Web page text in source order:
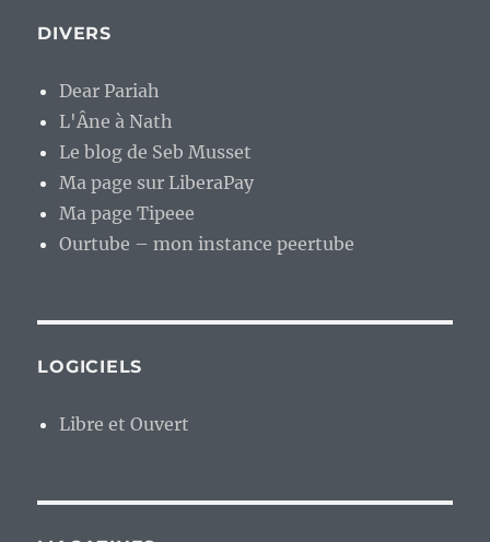
DIVERS
Dear Pariah
L'Âne à Nath
Le blog de Seb Musset
Ma page sur LiberaPay
Ma page Tipeee
Ourtube – mon instance peertube
LOGICIELS
Libre et Ouvert